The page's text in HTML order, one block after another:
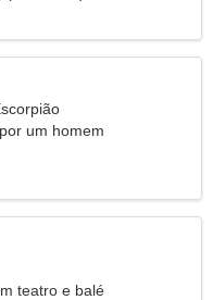
um homem
teatro e balé